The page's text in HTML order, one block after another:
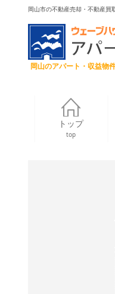
岡山市の不動産売却・不動産買
岡山のアパート・収益物
トップ
top